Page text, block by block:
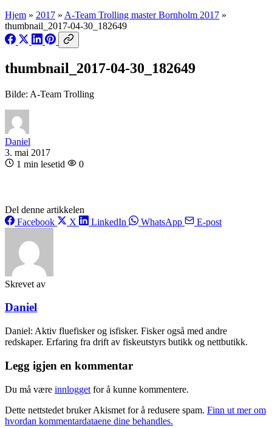
Hjem » 2017 » A-Team Trolling master Bornholm 2017 »
thumbnail_2017-04-30_182649
thumbnail_2017-04-30_182649
Bilde: A-Team Trolling
Daniel
3. mai 2017
1 min lesetid
0
Del denne artikkelen
Facebook
X LinkedIn WhatsApp E-post
Skrevet av
Daniel
Daniel: Aktiv fluefisker og isfisker. Fisker også med andre
redskaper. Erfaring fra drift av fiskeutstyrs butikk og nettbutikk.
Legg igjen en kommentar
Du må være innlogget for å kunne kommentere.
Dette nettstedet bruker Akismet for å redusere spam. Finn ut mer om
hvordan kommentardataene dine behandles.